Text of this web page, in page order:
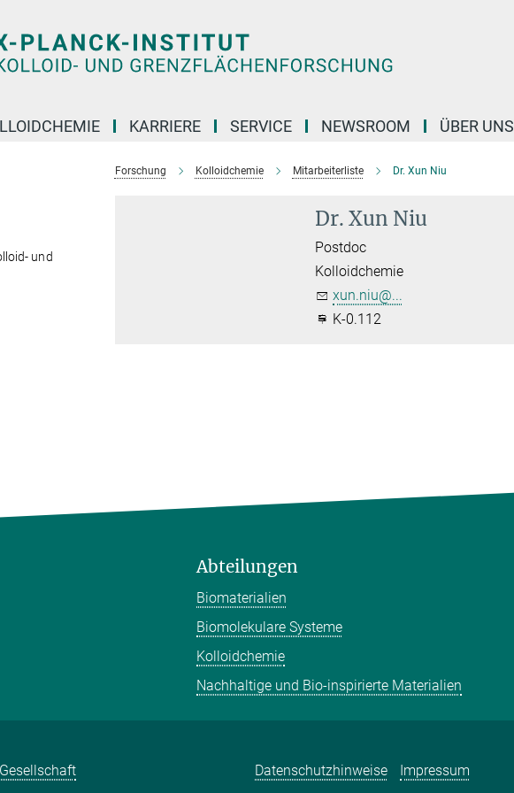
KARRIERE SERVICE NEWSROOM ÜBER UNS
Forschung Kolloidchemie Mitarbeiterliste Dr. Xun Niu
Dr. Xun Niu
Postdoc
Kolloidchemie
xun.niu@...
K-0.112
und
Abteilungen
Biomaterialien
Biomolekulare Systeme
Kolloidchemie
Nachhaltige und Bio-inspirierte Materialien
Datenschutzhinweise Impressum